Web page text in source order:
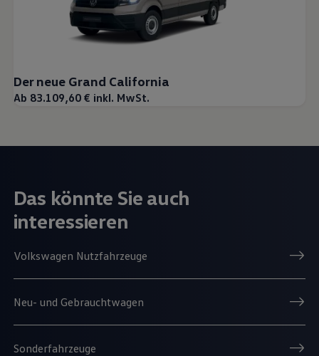
Der neue Grand California
Ab 83.109,60 € inkl. MwSt.
Das könnte Sie auch
interessieren
Volkswagen Nutzfahrzeuge
Neu- und Gebrauchtwagen
Sonderfahrzeuge